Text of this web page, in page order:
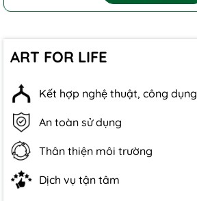
ART FOR LIFE
Kết hợp nghệ thuật, công dụng
An toàn sử dụng
Thân thiện môi trường
Dịch vụ tận tâm